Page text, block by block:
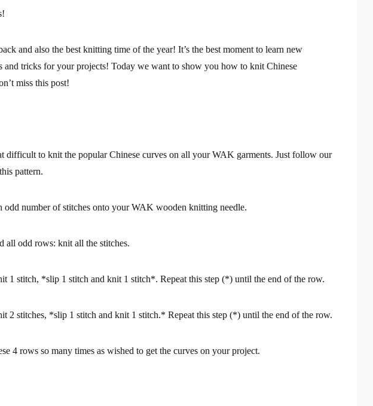
!
and also the best knitting time of the year! It’s the best moment to learn new
and tricks for your projects! Today we want to show you how to knit Chinese
miss this post!
difficult to knit the popularChinese curves on all your WAK garments. Just follow our
pattern.
odd number of stitches onto your WAK wooden knitting needle.
all odd rows: knit all the stitches.
1 stitch, *slip 1 stitch and knit 1 stitch*. Repeat this step (*) until the end of the row.
2 stitches, *slip 1 stitch and knit 1 stitch.* Repeat this step (*) until the end of the row.
4 rows so many times as wished to get the curves on your project.